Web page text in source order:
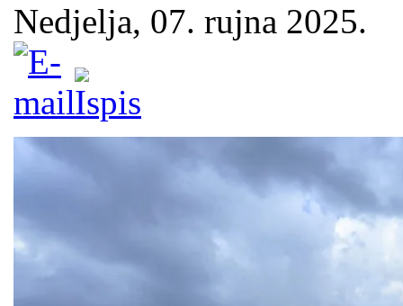
Nedjelja, 07. rujna 2025.